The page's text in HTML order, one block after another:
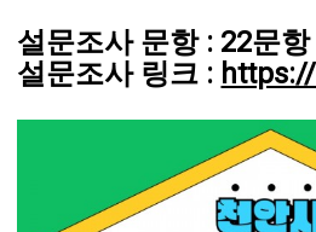
설문조사 문항 : 22문
설문조사 링크 :